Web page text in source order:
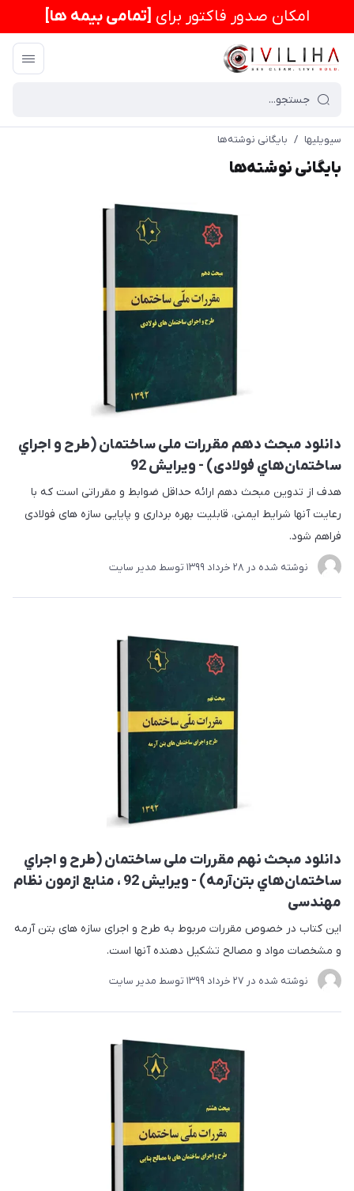
امكان صدور فاکتور برای [تمامی بیمه ها]
سیویلیها / بایگانی نوشته‌ها
بایگانی نوشته‌ها
دانلود مبحث دهم مقررات ملی ساختمان (طرح و اجراي
ساختمان‌هاي فولادی) - ویرایش 92
هدف از تدوین مبحث دهم ارائه حداقل ضوابط و مقرراتی است که با
رعایت آنها شرایط ایمنی، قابلیت بهره برداری و پایایی سازه های فولادی
فراهم شود.
نوشته شده در 28 خرداد 1399 توسط مدیر سایت
دانلود مبحث نهم مقررات ملی ساختمان (طرح و اجراي
ساختمان‌هاي بتن‌آرمه) - ویرایش 92 ، منابع ازمون نظام
مهندسی
این کتاب در خصوص مقررات مربوط به طرح و اجرای سازه های بتن آرمه
و مشخصات مواد و مصالح تشکیل دهنده آنها است.
نوشته شده در 27 خرداد 1399 توسط مدیر سایت